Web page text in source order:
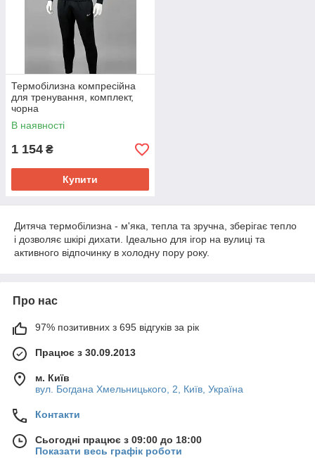
Термобілизна компресійна
для тренування, комплект,
чорна
В наявності
1 154 ₴
Купити
Дитяча термобілизна - м'яка, тепла та зручна, зберігає тепло
і дозволяє шкірі дихати. Ідеально для ігор на вулиці та
активного відпочинку в холодну пору року.
Про нас
97% позитивних з 695 відгуків за рік
Працює з 30.09.2013
м. Київ
вул. Богдана Хмельницького, 2, Київ, Україна
Контакти
Сьогодні працює з 09:00 до 18:00
Показати весь графік роботи